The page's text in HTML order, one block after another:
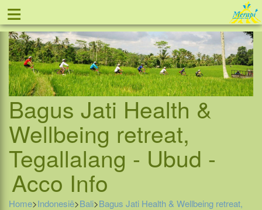
≡ Tel: 088 - 81 11 999
Bagus Jati Health &
Wellbeing retreat,
Tegallalang - Ubud -
Acco Info
Home>Indonesië>Bali>Bagus Jati Health & Wellbeing retreat,